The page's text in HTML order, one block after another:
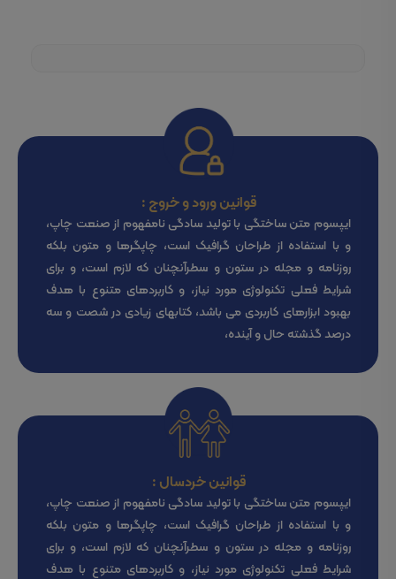
قوانین ورود و خروج :
ایپسوم متن ساختگی با تولید سادگی نامفهوم از صنعت چاپ،
و با استفاده از طراحان گرافیک است، چاپگرها و متون بلکه
روزنامه و مجله در ستون و سطرآنچنان که لازم است، و برای
شرایط فعلی تکنولوژی مورد نیاز، و کاربردهای متنوع با هدف
بهبود ابزارهای کاربردی می باشد، کتابهای زیادی در شصت و سه
درصد گذشته حال و آینده،
قوانین خردسال :
ایپسوم متن ساختگی با تولید سادگی نامفهوم از صنعت چاپ،
و با استفاده از طراحان گرافیک است، چاپگرها و متون بلکه
روزنامه و مجله در ستون و سطرآنچنان که لازم است، و برای
شرایط فعلی تکنولوژی مورد نیاز، و کاربردهای متنوع با هدف